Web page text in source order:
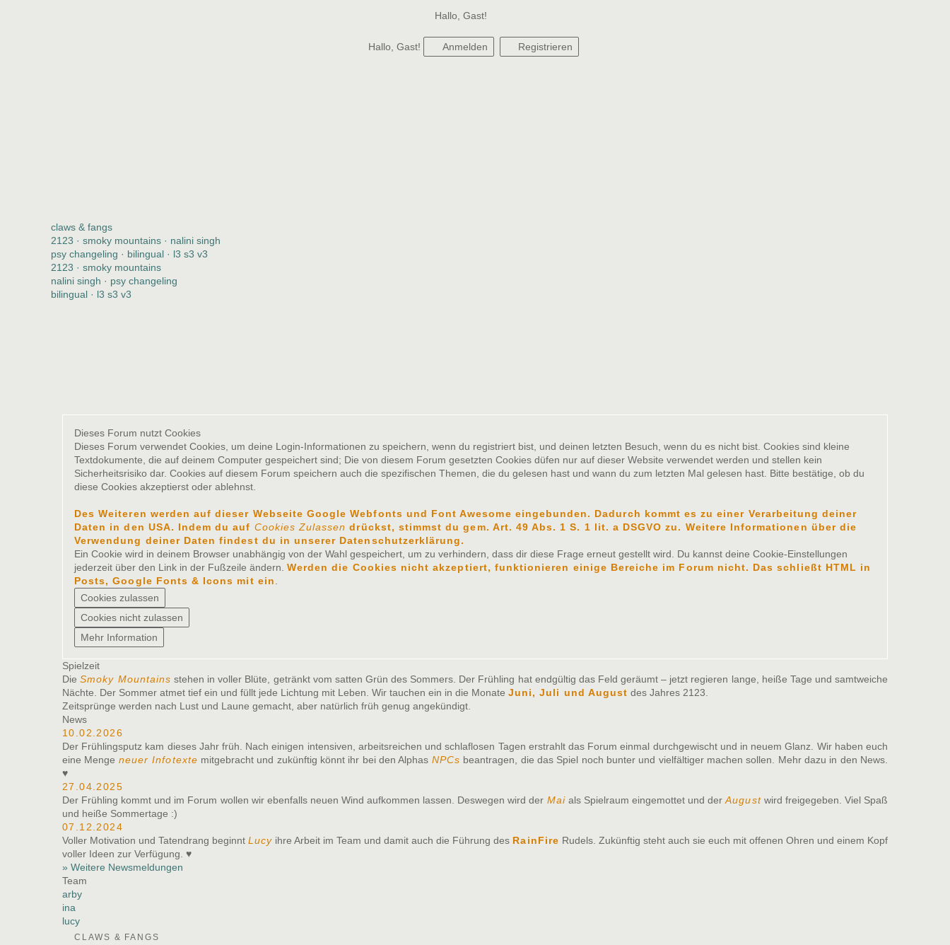
Hallo, Gast!
Hallo, Gast! Anmelden Registrieren
claws & fangs
2123 · smoky mountains · nalini singh
psy changeling · bilingual · l3 s3 v3
2123 · smoky mountains
nalini singh · psy changeling
bilingual · l3 s3 v3
Dieses Forum nutzt Cookies
Dieses Forum verwendet Cookies, um deine Login-Informationen zu speichern, wenn du registriert bist, und deinen letzten Besuch, wenn du es nicht bist. Cookies sind kleine
Textdokumente, die auf deinem Computer gespeichert sind; Die von diesem Forum gesetzten Cookies düfen nur auf dieser Website verwendet werden und stellen kein
Sicherheitsrisiko dar. Cookies auf diesem Forum speichern auch die spezifischen Themen, die du gelesen hast und wann du zum letzten Mal gelesen hast. Bitte bestätige, ob du
diese Cookies akzeptierst oder ablehnst.
Des Weiteren werden auf dieser Webseite Google Webfonts und Font Awesome eingebunden. Dadurch kommt es zu einer Verarbeitung deiner
Daten in den USA. Indem du auf Cookies Zulassen drückst, stimmst du gem. Art. 49 Abs. 1 S. 1 lit. a DSGVO zu. Weitere Informationen über die
Verwendung deiner Daten findest du in unserer Datenschutzerklärung.
Ein Cookie wird in deinem Browser unabhängig von der Wahl gespeichert, um zu verhindern, dass dir diese Frage erneut gestellt wird. Du kannst deine Cookie-Einstellungen
jederzeit über den Link in der Fußzeile ändern. Werden die Cookies nicht akzeptiert, funktionieren einige Bereiche im Forum nicht. Das schließt HTML in
Posts, Google Fonts & Icons mit ein
Spielzeit
DieSmoky Mountains stehen in voller Blüte, getränkt vom satten Grün des Sommers. Der Frühling hat endgültig das Feld geräumt – jetzt regieren lange, heiße Tage und samtweiche
Nächte. Der Sommer atmet tief ein und füllt jede Lichtung mit Leben. Wir tauchen ein in die Monate Juni, Juli und August des Jahres 2123.
Zeitsprünge werden nach Lust und Laune gemacht, aber natürlich früh genug angekündigt.
News
10.02.2026
Der Frühlingsputz kam dieses Jahr früh. Nach einigen intensiven, arbeitsreichen und schlaflosen Tagen erstrahlt das Forum einmal durchgewischt und in neuem Glanz. Wir haben euch
eine Menge neuer Infotexte mitgebracht und zukünftig könnt ihr bei den Alphas NPCs beantragen, die das Spiel noch bunter und vielfältiger machen sollen. Mehr dazu in den News.
♥
27.04.2025
Der Frühling kommt und im Forum wollen wir ebenfalls neuen Wind aufkommen lassen. Deswegen wird der Maials Spielraum eingemottet und derAugustwird freigegeben. Viel Spaß
und heiße Sommertage :)
07.12.2024
Voller Motivation und Tatendrang beginntLucy ihre Arbeit im Team und damit auch die Führung des RainFire Rudels. Zukünftig steht auch sie euch mit offenen Ohren und einem Kopf
voller Ideen zur Verfügung. ♥
» Weitere Newsmeldungen
Team
arby
ina
lucy
CLAWS & FANGS